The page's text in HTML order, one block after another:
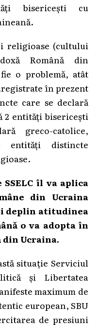
bisericești cu
religioase (cultului
Română din
o problemă, atât
în prezent
care se declară
2 entități bisericești
greco-catolice,
distincte
îl va aplica
din Ucraina
deplin atitudinea
o va adopta în
din Ucraina.
situație Serviciul
și Libertatea
maximum de
european, SBU
de presiuni